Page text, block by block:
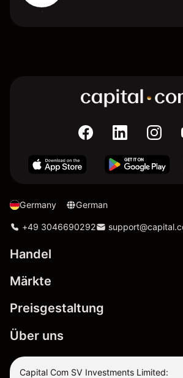
Germany German
+49 3046690292
Handel
Märkte
Preisgestaltung
Über uns
Capital Com SV Investments Limited: